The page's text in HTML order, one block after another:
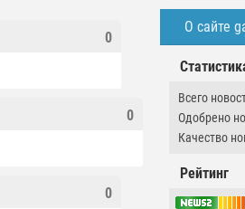
О сайте
Всего
Одобрено
Качество
Рейтинг
0
0
0